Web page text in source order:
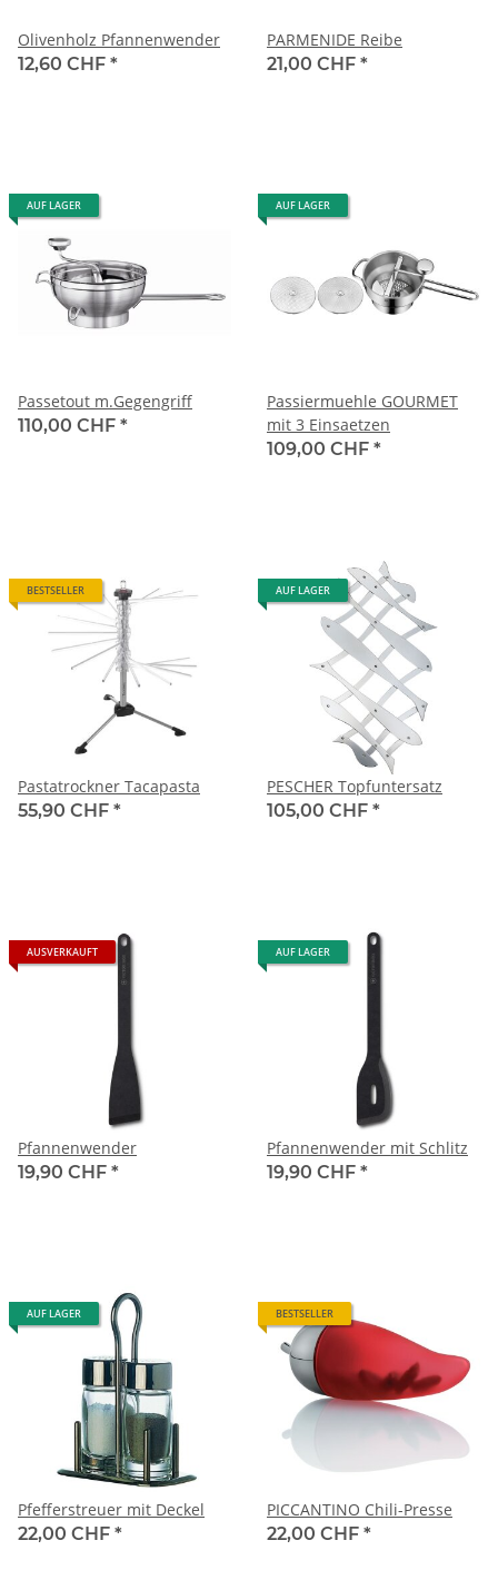
Olivenholz Pfannenwender
12,60 CHF *
PARMENIDE Reibe
21,00 CHF *
AUF LAGER
Passetout m.Gegengriff
110,00 CHF *
AUF LAGER
Passiermuehle GOURMET
mit 3 Einsaetzen
109,00 CHF *
BESTSELLER
Pastatrockner Tacapasta
55,90 CHF *
AUF LAGER
PESCHER Topfuntersatz
105,00 CHF *
AUSVERKAUFT
Pfannenwender
19,90 CHF *
AUF LAGER
Pfannenwender mit Schlitz
19,90 CHF *
AUF LAGER
Pfefferstreuer mit Deckel
22,00 CHF *
BESTSELLER
PICCANTINO Chili-Presse
22,00 CHF *